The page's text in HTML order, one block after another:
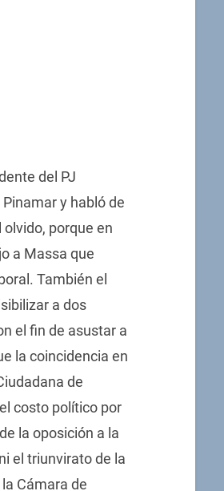
del PJ
y habló de
porque en
a Massa que
También el
a dos
el fin de asustar a
la coincidencia en
de
costo político por
la oposición a la
el triunvirato de la
Cámara de